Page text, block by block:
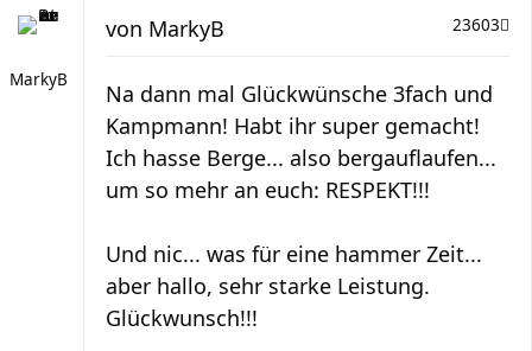
MarkyB
23603
von MarkyB
Na dann mal Glückwünsche 3fach und
Kampmann! Habt ihr super gemacht!
Ich hasse Berge... also bergauflaufen...
um so mehr an euch: RESPEKT!!!
Und nic... was für eine hammer Zeit...
aber hallo, sehr starke Leistung.
Glückwunsch!!!